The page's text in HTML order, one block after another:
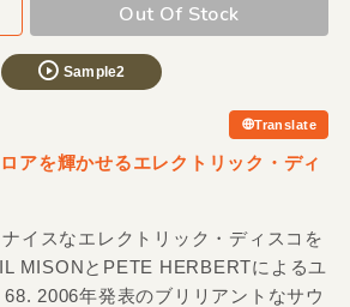
Out Of Stock
Sample2
Translate
アを輝かせるエレクトリック・ディ
イスなエレクトリック・ディスコを
MISONとPETE HERBERTによるユ
2006年発表のブリリアントなサウ